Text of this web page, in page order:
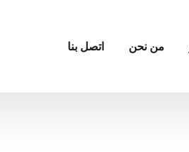
من نحن اتصل بنا